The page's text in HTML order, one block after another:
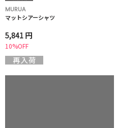
MURUA
マットシアーシャツ
5,841 円
10%OFF